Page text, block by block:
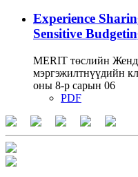
Experience
Sensitive
MERIT төслийн
мэргэжилтнүүдийн
оны 8-р сарын 06
PDF